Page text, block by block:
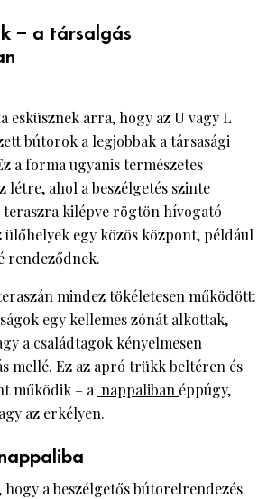
– a társalgás
esküsznek arra, hogy az U vagy L
bútorok a legjobbak a társasági
a forma ugyanis természetes
létre, ahol a beszélgetés szinte
kilépve rögtön hívogató
ülőhelyek egy közös központ, például
rendeződnek.
mindez tökéletesen működött:
egy kellemes zónát alkottak,
a családtagok kényelmesen
mellé. Ez az apró trükk beltéren és
működik – a nappaliban éppúgy,
az erkélyen.
hogy a beszélgetős bútorelrendezés